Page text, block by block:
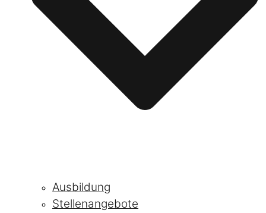
Ausbildung
Stellenangebote